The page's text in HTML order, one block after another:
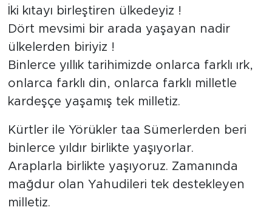
İki kıtayı birleştiren ülkedeyiz !
Dört mevsimi bir arada yaşayan nadir
ülkelerden biriyiz !
Binlerce yıllık tarihimizde onlarca farklı ırk,
onlarca farklı din, onlarca farklı milletle
kardeşçe yaşamış tek milletiz.
Kürtler ile Yörükler taa Sümerlerden beri
binlerce yıldır birlikte yaşıyorlar.
Araplarla birlikte yaşıyoruz. Zamanında
mağdur olan Yahudileri tek destekleyen
milletiz.